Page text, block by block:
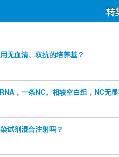
转
无血清、双抗的培养基？
，一条NC。相较空白组，NC无
试剂混合注射吗？